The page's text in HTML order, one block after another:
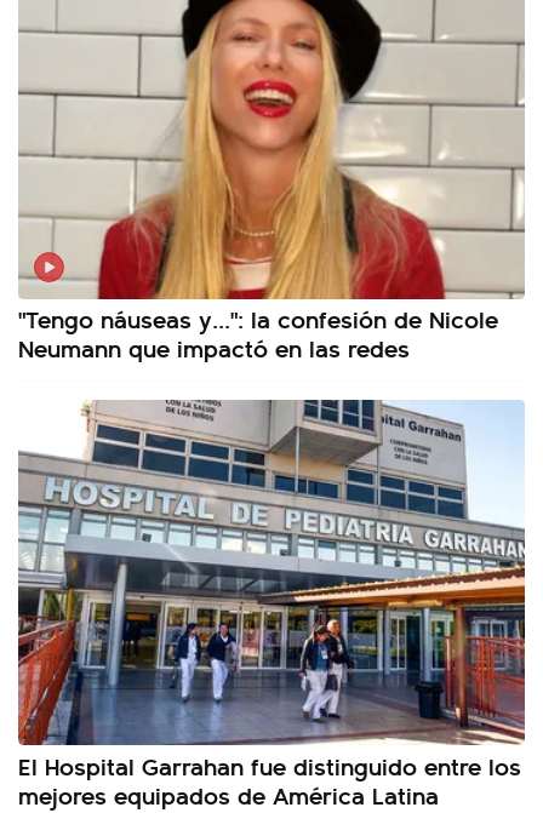
"Tengo náuseas y...": la confesión de Nicole
Neumann que impactó en las redes
El Hospital Garrahan fue distinguido entre los
mejores equipados de América Latina